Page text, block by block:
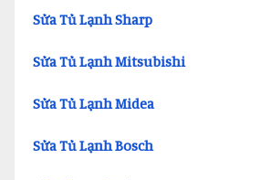
Sửa Tủ Lạnh Sharp
Sửa Tủ Lạnh Mitsubishi
Sửa Tủ Lạnh Midea
Sửa Tủ Lạnh Bosch